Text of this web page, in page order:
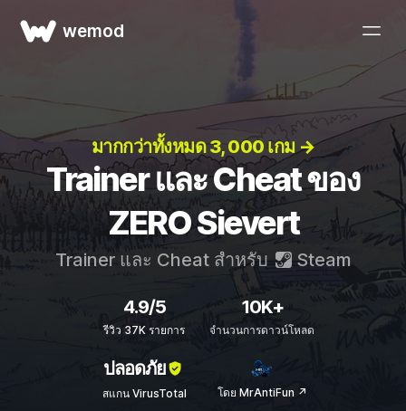
wemod
มากกว่าทั้งหมด 3, 000 เกม →
Trainer และ Cheat ของ
ZERO Sievert
Trainer และ Cheat สำหรับ Steam
4.9/5
รีวิว 37K รายการ
10K+
จำนวนการดาวน์โหลด
ปลอดภัย
สแกน VirusTotal โดย MrAntiFun ↗